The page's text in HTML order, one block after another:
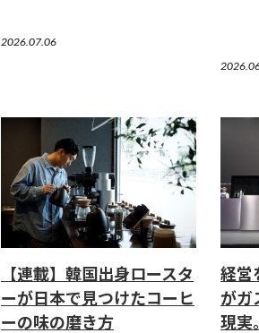
2026.07.06
【連載】韓国出身ロースタ
ーが日本で見つけたコーヒ
ーの味の磨き方
経営
がガ
現実。